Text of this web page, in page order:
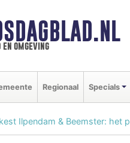
omgeving
Regionaal Specials
Ilpendam & Beemster: het